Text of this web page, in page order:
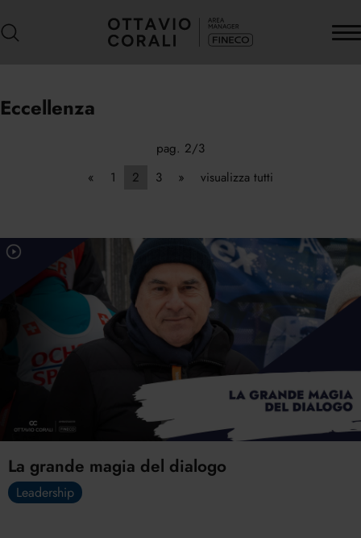
Eccellenza
pag. 2/3
«
1 2 3 » visualizza tutti
La grande magia del dialogo
Leadership